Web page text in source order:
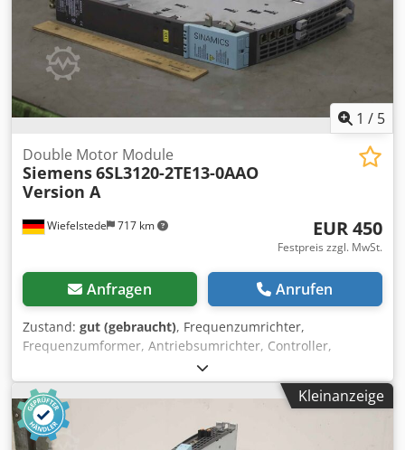
1 / 5
Wiefelstede 717 km
Double Motor Module
Siemens6SL3120-2TE13-0AAO
Version A
EUR 450
Festpreis zzgl. MwSt.
Anfragen Anrufen
Zustand: gut (gebraucht), Frequenzumrichter,
Frequenzumformer, Antriebsumrichter, Controller,
Variable Speed Drive, Single Motor Module, Double Motor
Module -Hersteller: Siemens, Sinamics Double Motor
Module Csdpfehzh Ezsx Ak Aoha -Typ: 6SL3120-2TE13-
0AAO -Eingang: DC 600 V -Ausgang: 3 AC 400 V 3 A/3 A -
Abmessungen: 480/50/H270 mm -Gewicht: 5,5 kg
Kleinanzeige